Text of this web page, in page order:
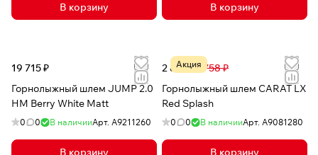
В корзину В корзину
19 715 ₽
Горнолыжный шлем JUMP 2.0
HM Berry White Matt
0 0 В наличииАрт. A9211260
В корзину
Акция
2 815 ₽6 758 ₽
Горнолыжный шлем CARAT LX
Red Splash
0 0 В наличииАрт. A9081280
В корзину